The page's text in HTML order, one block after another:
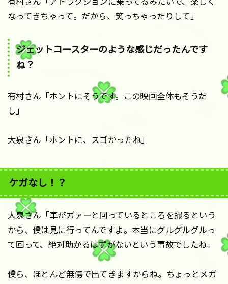
なってきちゃって。だから、笑っちゃったりして」
ジェットコースターのような感じだったんです
ね？
有村さん「ホントにそうです。この映画全体もそうだ
し」
大泉さん「ホントに、スゴかったね」
ケガなし！？
大泉さん「車がガァーと回っているところを撮るという
から、僕は見に行ってんですよ。本当にグルグルグルっ
て回って、絶対助かるはずがないという事故でしたね。
僕ら、ほとんど無傷で出てきますからね。ちょっとメガ